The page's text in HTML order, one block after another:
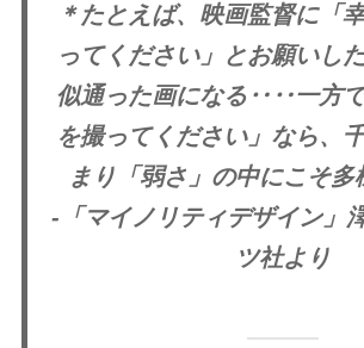
＊たとえば、映画監督に「
ってください」とお願いし
似通った画になる‥‥一方
を撮ってください」なら
まり「弱さ」の中にこそ多
-「マイノリティデザイン
ツ社より